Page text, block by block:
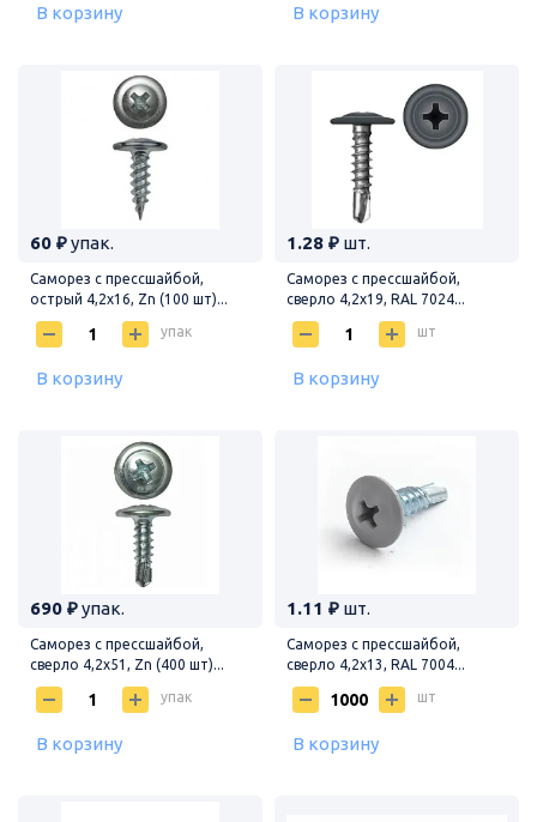
В корзину В корзину
60 ₽упак.
Саморез с прессшайбой,
острый 4,2х16, Zn (100 шт)...
упак
В корзину
1.28 ₽ шт.
Саморез с прессшайбой,
сверло 4,2х19, RAL 7024...
шт
В корзину
690 ₽упак.
Саморез с прессшайбой,
сверло 4,2х51, Zn (400 шт)...
упак
В корзину
1.11 ₽ шт.
Саморез с прессшайбой,
сверло 4,2х13, RAL 7004...
шт
В корзину